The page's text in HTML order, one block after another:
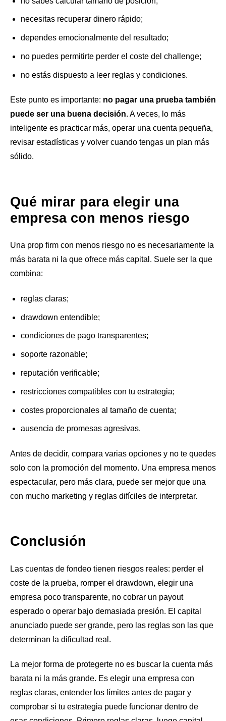
necesitas recuperar dinero rápido;
dependes emocionalmente del resultado;
no puedes permitirte perder el coste del challenge;
no estás dispuesto a leer reglas y condiciones.
Este punto es importante: no pagar una prueba también
puede ser una buena decisión. A veces, lo más
inteligente es practicar más, operar una cuenta pequeña,
revisar estadísticas y volver cuando tengas un plan más
sólido.
Qué mirar para elegir una
empresa con menos riesgo
Una prop firm con menos riesgo no es necesariamente la
más barata ni la que ofrece más capital. Suele ser la que
combina:
reglas claras;
drawdown entendible;
condiciones de pago transparentes;
soporte razonable;
reputación verificable;
restricciones compatibles con tu estrategia;
costes proporcionales al tamaño de cuenta;
ausencia de promesas agresivas.
Antes de decidir, compara varias opciones y no te quedes
solo con la promoción del momento. Una empresa menos
espectacular, pero más clara, puede ser mejor que una
con mucho marketing y reglas difíciles de interpretar.
Conclusión
Las cuentas de fondeo tienen riesgos reales: perder el
coste de la prueba, romper el drawdown, elegir una
empresa poco transparente, no cobrar un payout
esperado o operar bajo demasiada presión. El capital
anunciado puede ser grande, pero las reglas son las que
determinan la dificultad real.
La mejor forma de protegerte no es buscar la cuenta más
barata ni la más grande. Es elegir una empresa con
reglas claras, entender los límites antes de pagar y
comprobar si tu estrategia puede funcionar dentro de